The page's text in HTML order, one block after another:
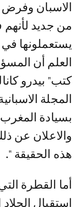
الاسبان وفرض
من جديد لأنهم
يستعملونها
العلم أن
كتب" بيدرو
المجلة
بسيادة
والاعلان عن
هذه الحقيقة ".
أما القطرة
استقبال